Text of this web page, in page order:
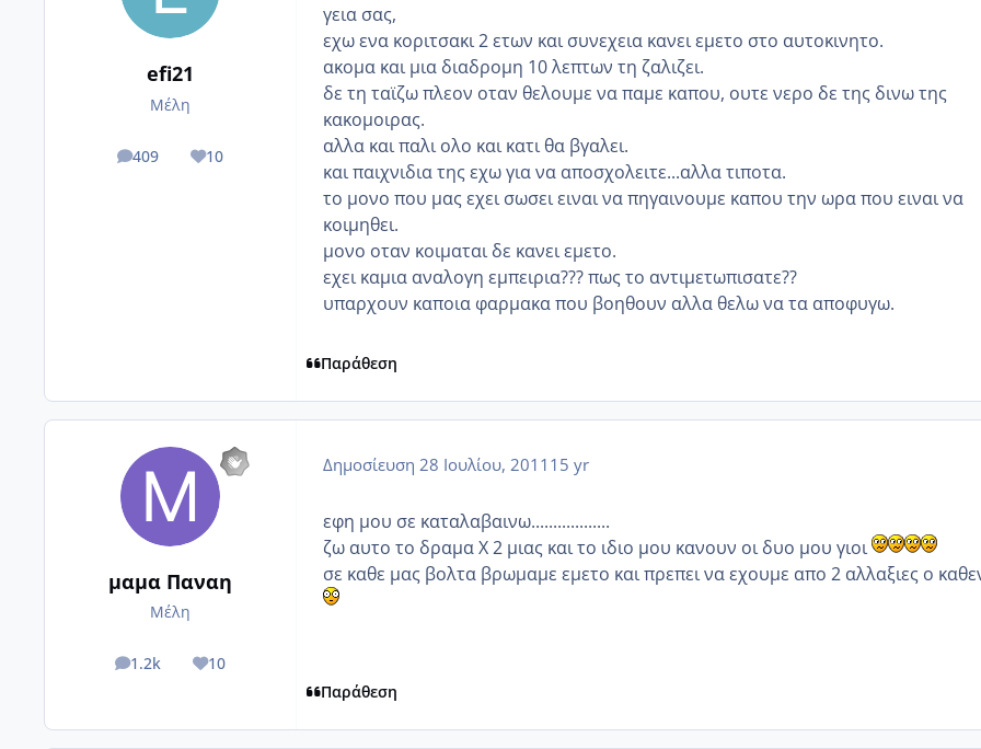
efi21
Μέλη
409
posts 10
Reputation
γεια σας,
εχω ενα κοριτσακι 2 ετων και συνεχεια κανει εμετο στο αυτοκινητο.
ακομα και μια διαδρομη 10 λεπτων τη ζαλιζει.
δε τη ταϊζω πλεον οταν θελουμε να παμε καπου, ουτε νερο δε της δινω της
κακομοιρας.
αλλα και παλι ολο και κατι θα βγαλει.
και παιχνιδια της εχω για να αποσχολειτε...αλλα τιποτα.
το μονο που μας εχει σωσει ειναι να πηγαινουμε καπου την ωρα που ειναι να
κοιμηθει.
μονο οταν κοιμαται δε κανει εμετο.
εχει καμια αναλογη εμπειρια??? πως το αντιμετωπισατε??
υπαρχουν καποια φαρμακα που βοηθουν αλλα θελω να τα αποφυγω.
Παράθεση
μαμα Παναη
Μέλη
1.2k
posts 10
Reputation
Δημοσίευση 28 Ιουλίου, 2011 15 yr
εφη μου σε καταλαβαινω..................
ζω αυτο το δραμα Χ 2 μιας και το ιδιο μου κανουν οι δυο μου γιοι
σε καθε μας βολτα βρωμαμε εμετο και πρεπει να εχουμε απο 2 αλλαξιες ο
Παράθεση